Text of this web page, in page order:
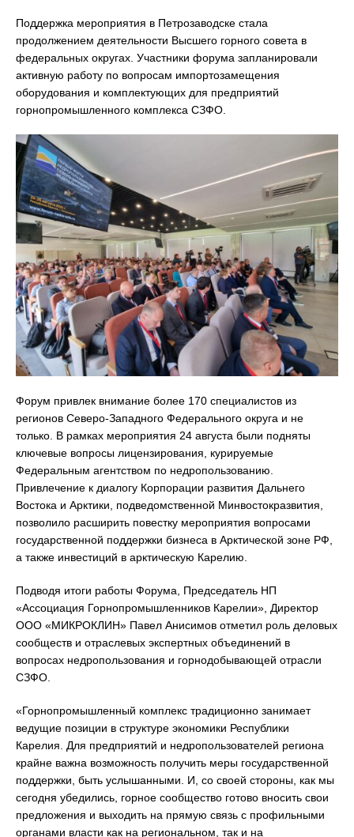
Поддержка мероприятия в Петрозаводске стала
продолжением деятельности Высшего горного совета в
федеральных округах. Участники форума запланировали
активную работу по вопросам импортозамещения
оборудования и комплектующих для предприятий
горнопромышленного комплекса СЗФО.
Форум привлек внимание более 170 специалистов из
регионов Северо-Западного Федерального округа и не
только. В рамках мероприятия 24 августа были подняты
ключевые вопросы лицензирования, курируемые
Федеральным агентством по недропользованию.
Привлечение к диалогу Корпорации развития Дальнего
Востока и Арктики, подведомственной Минвостокразвития,
позволило расширить повестку мероприятия вопросами
государственной поддержки бизнеса в Арктической зоне РФ,
а также инвестиций в арктическую Карелию.
Подводя итоги работы Форума, Председатель НП
«Ассоциация Горнопромышленников Карелии», Директор
ООО «МИКРОКЛИН» Павел Анисимов отметил роль деловых
сообществ и отраслевых экспертных объединений в
вопросах недропользования и горнодобывающей отрасли
СЗФО.
«Горнопромышленный комплекс традиционно занимает
ведущие позиции в структуре экономики Республики
Карелия. Для предприятий и недропользователей региона
крайне важна возможность получить меры государственной
поддержки, быть услышанными. И, со своей стороны, как мы
сегодня убедились, горное сообщество готово вносить свои
предложения и выходить на прямую связь с профильными
органами власти как на региональном, так и на